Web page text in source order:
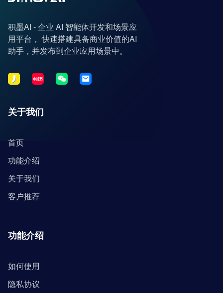
积墨AI - 企业 AI 智能体开发和场景应
用平台， 快速搭建具备商业价值的AI
助手，并发布到企业应用场景中。
关于我们
首页
功能介绍
关于我们
客户推荐
功能介绍
如何使用
隐私协议